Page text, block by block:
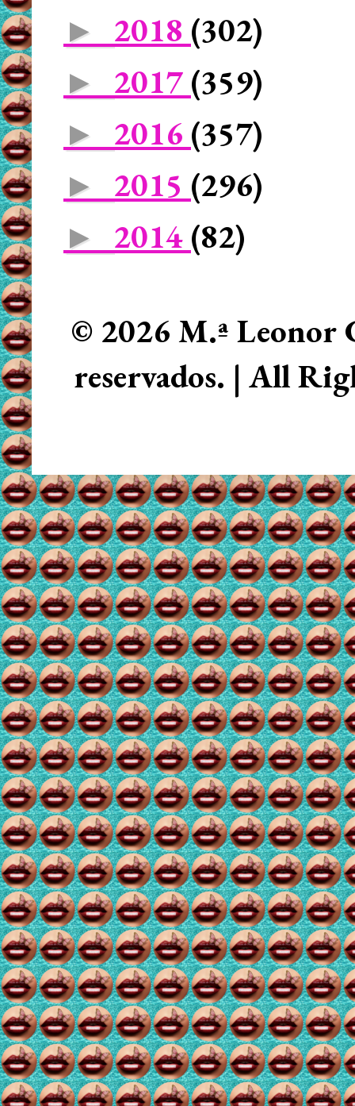
► 2018 (302)
► 2017 (359)
► 2016 (357)
► 2015 (296)
► 2014 (82)
© 2026 M.ª Leonor
reservados. | All